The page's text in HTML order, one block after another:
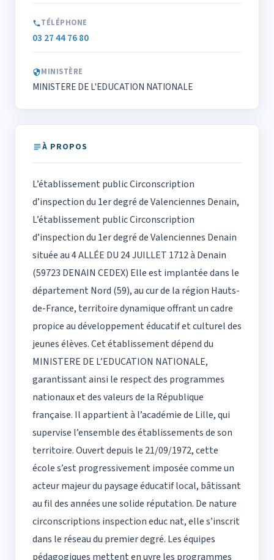
TÉLÉPHONE
03 27 44 76 80
MINISTÈRE
MINISTERE DE L'EDUCATION NATIONALE
À PROPOS
L’établissement public Circonscription
d’inspection du 1er degré de Valenciennes Denain,
L’établissement public Circonscription
d’inspection du 1er degré de Valenciennes Denain
située au 4 ALLÉE DU 24 JUILLET 1712 à Denain
(59723 DENAIN CEDEX) Elle est implantée dans le
département Nord (59), au cur de la région Hauts-
de-France, territoire dynamique offrant un cadre
propice au développement éducatif et culturel des
jeunes élèves. Cet établissement dépend du
MINISTERE DE L’EDUCATION NATIONALE,
garantissant ainsi le respect des programmes
nationaux et des valeurs de la République
française. Il appartient à l’académie de Lille, qui
supervise l’ensemble des établissements de son
territoire. Ouvert depuis le 21/09/1972, cette
école s’est progressivement imposée comme un
acteur majeur du paysage éducatif local, bâtissant
au fil des années une solide réputation. De nature
circonscriptions inspection educ nat, elle s’inscrit
dans le réseau du premier degré. Les équipes
pédagogiques mettent en uvre les programmes